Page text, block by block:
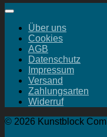
Über uns
Cookies
AGB
Datenschutz
Impressum
Versand
Zahlungsarten
Widerruf
© 2026 Kunstblock Com